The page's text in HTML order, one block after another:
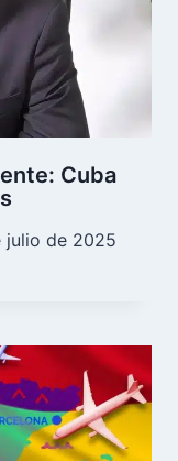
Cuba
julio de 2025